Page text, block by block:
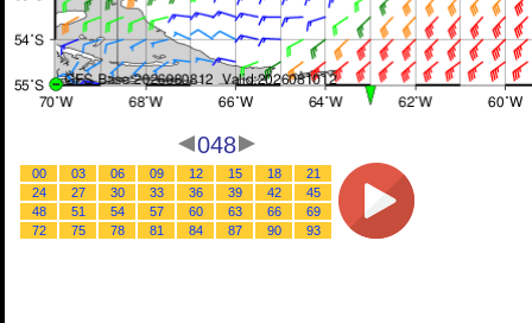
048
00 03 06 09 12 15 18
21
24
27 30 33 36 39 42
45
48
51 54 57 60 63 66
69
72
75 78 81 84 87 90 93